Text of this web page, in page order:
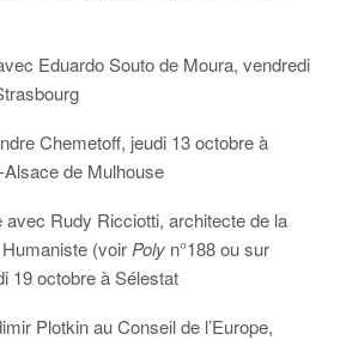
Eduardo Souto de Moura, vendredi
Chemetoff, jeudi 13 octobre à
Alsace de Mulhouse
Rudy Ricciotti, architecte de la
(voir Poly n°188 ou sur
19 octobre à Sélestat
Plotkin au Conseil de l’Europe,